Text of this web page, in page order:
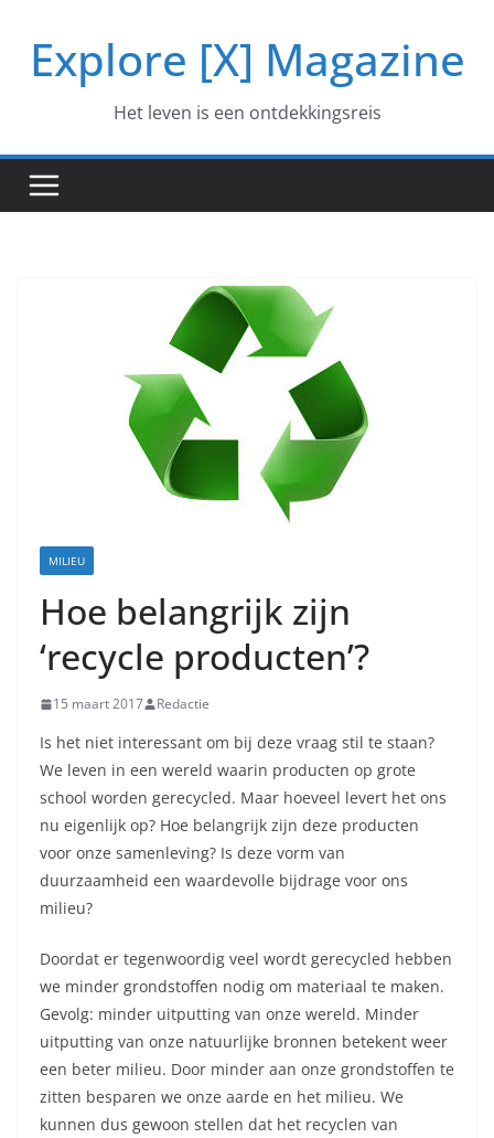
naarExplore [X] Magazine
Het leven is een ontdekkingsreis
MILIEU
Hoe belangrijk zijn
‘recycle producten’?
15 maart 2017 Redactie
Is het niet interessant om bij deze vraag stil te staan?
We leven in een wereld waarin producten op grote
school worden gerecycled. Maar hoeveel levert het ons
nu eigenlijk op? Hoe belangrijk zijn deze producten
voor onze samenleving? Is deze vorm van
duurzaamheid een waardevolle bijdrage voor ons
milieu?
Doordat er tegenwoordig veel wordt gerecycled hebben
we minder grondstoffen nodig om materiaal te maken.
Gevolg: minder uitputting van onze wereld. Minder
uitputting van onze natuurlijke bronnen betekent weer
een beter milieu. Door minder aan onze grondstoffen te
zitten besparen we onze aarde en het milieu. We
kunnen dus gewoon stellen dat het recyclen van